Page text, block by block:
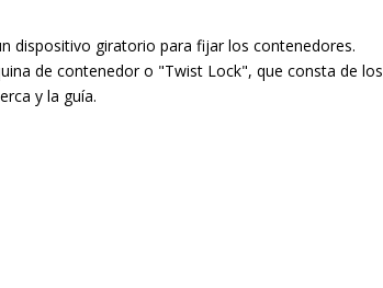
dispositivo giratorio para fijar los contenedores.
de contenedor o "Twist Lock", que consta de los
y la guía.